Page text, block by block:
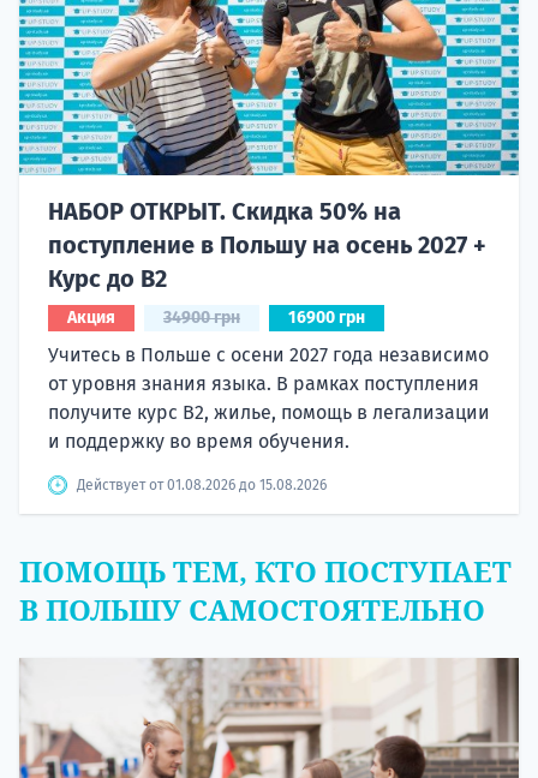
НАБОР ОТКРЫТ. Скидка 50% на
поступление в Польшу на осень 2027 +
Курс до B2
Акция 34900 грн 16900 грн
Учитесь в Польше с осени 2027 года независимо
от уровня знания языка. В рамках поступления
получите курс B2, жилье, помощь в легализации
и поддержку во время обучения.
Действует от 01.08.2026 до 15.08.2026
ПОМОЩЬ ТЕМ, КТО ПОСТУПАЕТ
В ПОЛЬШУ САМОСТОЯТЕЛЬНО